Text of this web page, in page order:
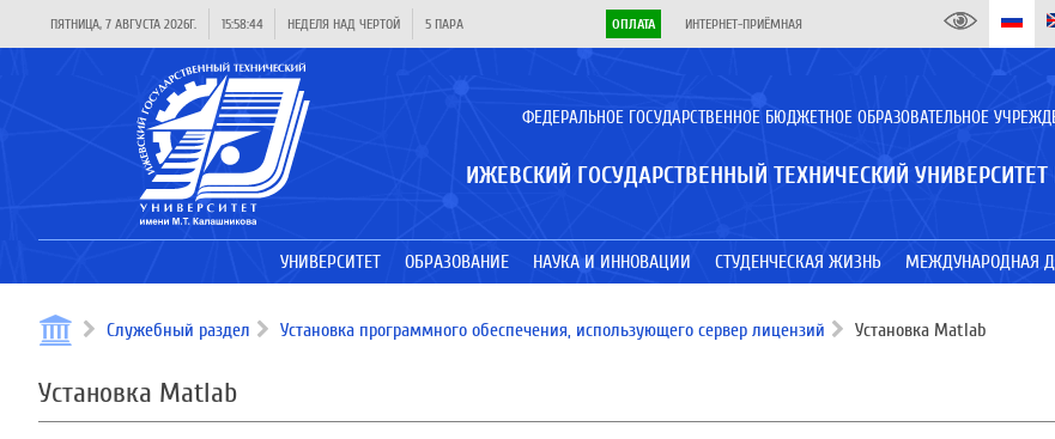
ПЯТНИЦА, 7 АВГУСТА 2026Г. 15:58:45 НЕДЕЛЯ НАД ЧЕРТОЙ 5 ПАРА ОПЛАТА ИНТЕРНЕТ-ПРИЁМНАЯ
ФЕДЕРАЛЬНОЕ ГОСУДАРСТВЕННОЕ БЮДЖЕТНОЕ ОБРАЗОВАТЕЛЬНОЕ
ИЖЕВСКИЙ ГОСУДАРСТВЕННЫЙ ТЕХНИЧЕСКИЙ
УНИВЕРСИТЕТ ОБРАЗОВАНИЕ НАУКА И ИННОВАЦИИ СТУДЕНЧЕСКАЯ ЖИЗНЬ МЕЖДУНАРОДНАЯ
Служебный раздел Установка программного обеспечения, использующего сервер лицензий Установка Matlab
Установка Matlab